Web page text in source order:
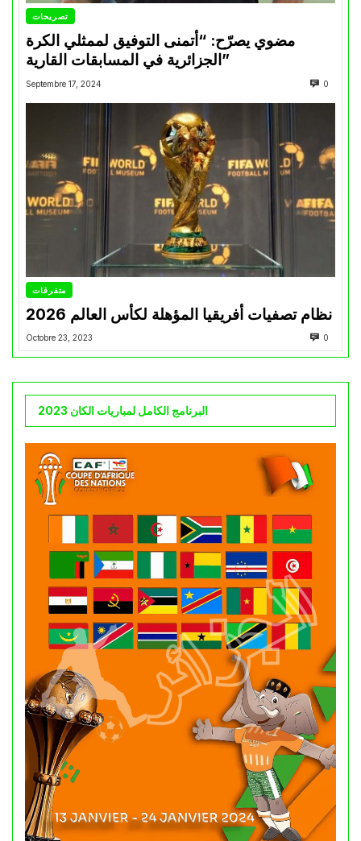
تصريحات
مضوي يصرّح: “أتمنى التوفيق لممثلي الكرة
الجزائرية في المسابقات القارية”
Septembre 17, 2024 0
متفرقات
نظام تصفيات أفريقيا المؤهلة لكأس العالم 2026
Octobre 23, 2023 0
البرنامج الكامل لمباريات الكان 2023